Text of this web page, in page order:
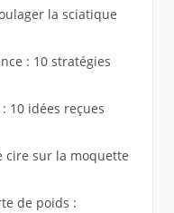
la sciatique
: 10 stratégies
10 idées reçues
cire sur la moquette
de poids :